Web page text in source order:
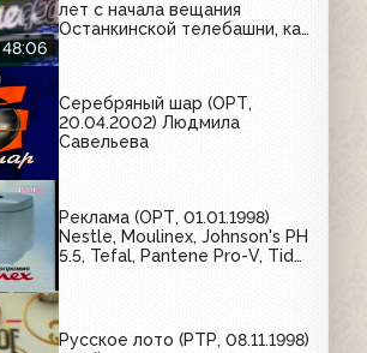
48:06
лет с начала вещания
Останкинской телебашни, как
Серебряный шар (ОРТ,
20.04.2002) Людмила
Савельева
Реклама (ОРТ, 01.01.1998)
Nestle, Moulinex, Johnson's PH
5.5, Tefal, Pantene Pro-V, Tide,
Русское лото (РТР, 08.11.1998)